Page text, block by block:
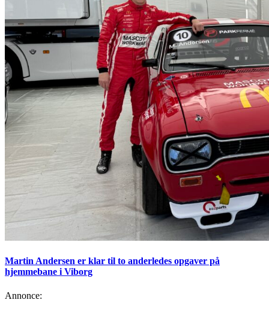
Martin Andersen er klar til to anderledes opgaver på
hjemmebane i Viborg
Annonce: